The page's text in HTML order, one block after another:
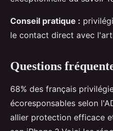
Conseil pratique :
le contact direct avec
Questions
68% des français
écoresponsables selon
allier protection efficace